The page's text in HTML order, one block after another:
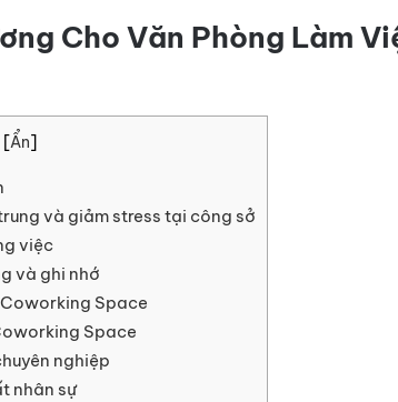
Cho Văn Phòng Làm
[Ẩn]
và giảm stress tại công sở
việc
và ghi nhớ
Space
Space
nghiệp
nhân sự